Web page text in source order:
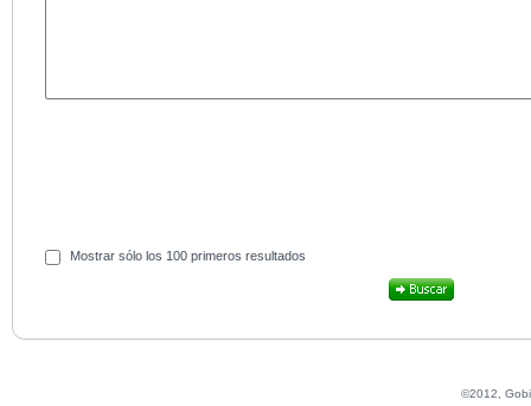
Mostrar sólo los 100 primeros resultados
©2012,